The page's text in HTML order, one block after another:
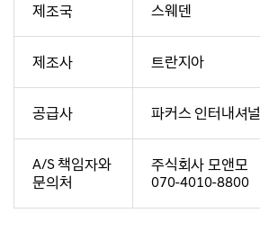
제조국 스웨덴
제조사 트란지아
공급사 파커스 인터내셔널
A/S 책임자와
문의처
주식회사 모앤모
070-4010-8800